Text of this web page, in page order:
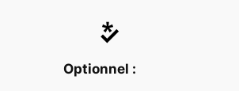
Optionnel :